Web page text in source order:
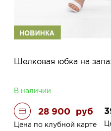
Шелковая юбка на
В наличии
28 900 руб
Цена по клубной карте